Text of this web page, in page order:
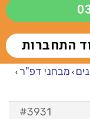
התחברות
› מבחני דפ"ר ›
#3931